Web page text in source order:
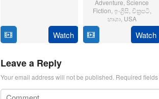
Watch
Adventure Science
Fiction ඉංග්‍රිසි චිත්‍රපටි
භාශා, USA
Jul
Matt
Shakman
Watch
Leave a Reply
Your email address will not be published. Required